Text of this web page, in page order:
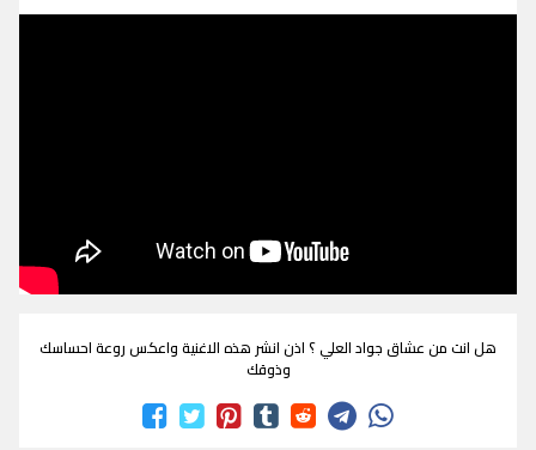
هل انت من عشاق جواد العلي ؟ اذن انشر هذه الاغنية واعكس روعة احساسك
وذوقك